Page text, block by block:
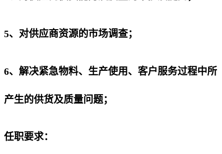
5、对供应商资源的市场调查；
6、解决紧急物料、生产使用、客户服务过程中所
产生的供货及质量问题；
任职要求：